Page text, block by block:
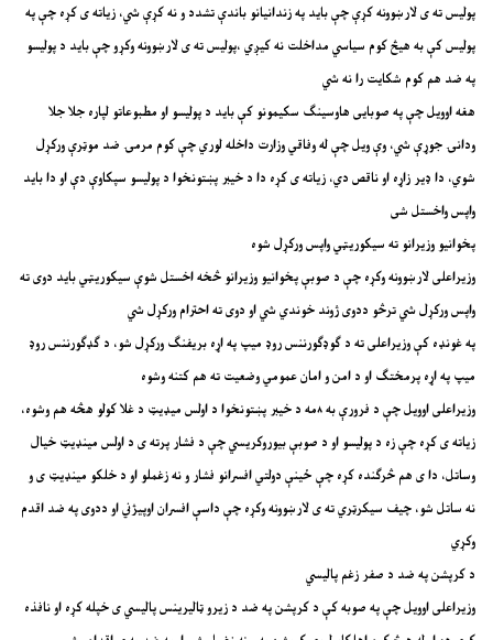
پولیس ته ی لارښوونه کړې چې باید په زندانیانو باندې تشدد و نه کړې شي، زیاته ی کړه چې په
پولیس کې به هیڅ کوم سیاسي مداخلت نه کیږي ،پولیس ته ی لارښوونه وکړو چې باید د پولیسو
په ضد هم کوم شکایت را نه شي
ودانۍ جوړې شي، وې ویل چې له وفاقي وزارت داخله لوري چې کوم مرمۍ ضد موټرې ورکړل
شوي، دا ډیر زاړه او ناقص دي، زیاته ی کړه دا د خیبر پښتونخوا د پولیسو سپکاوې دې او دا باید
واپس واخستل شی
پخوانیو وزیرانو ته سیکوریټي واپس ورکړل شوه
وزیراعلی لارښوونه وکړه چې د صوبې پخوانیو وزیرانو څخه اخستل شوې سیکوریټي باید دوی ته
واپس ورکړل شي ترڅو ددوی ژوند خوندي شي او دوی ته احترام ورکړل شي
میپ په اړه پرمختګ او د امن و امان عمومي وضعیت ته هم کتنه وشوه
زیاته ی کړه چې زه د پولیسو او د صوبې بیوروکریسي چې د فشار پرته ی د اولس مینډیټ خیال
وساتل، دا ی هم څرګنده کړه چې ځینې دولتي افسرانو فشار و نه زغملو او د خلکو مینډیټ ی و
نه ساتل شو، چیف سیکرټري ته ی لارښوونه وکړه چې داسې افسران اوپیژني او ددوی په ضد اقدم
وکړي
د کرپشن په ضد د صفر زغم پالیسي
وزیراعلی اوویل چې په صوبه کې د کرپشن په ضد د زیرو ټالیرینس پالیسي ی خپله کړه او نافذه